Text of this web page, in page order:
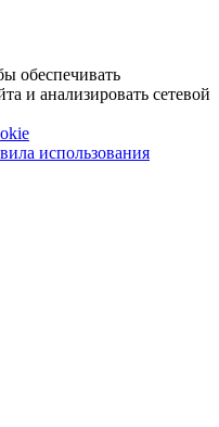
обеспечивать
и анализировать сетевой
использования